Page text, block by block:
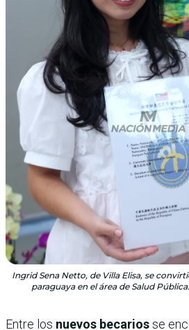
Ingrid Sena Netto, de Villa Elisa, se
paraguaya en el área de Salud
Entre los nuevos becariosse